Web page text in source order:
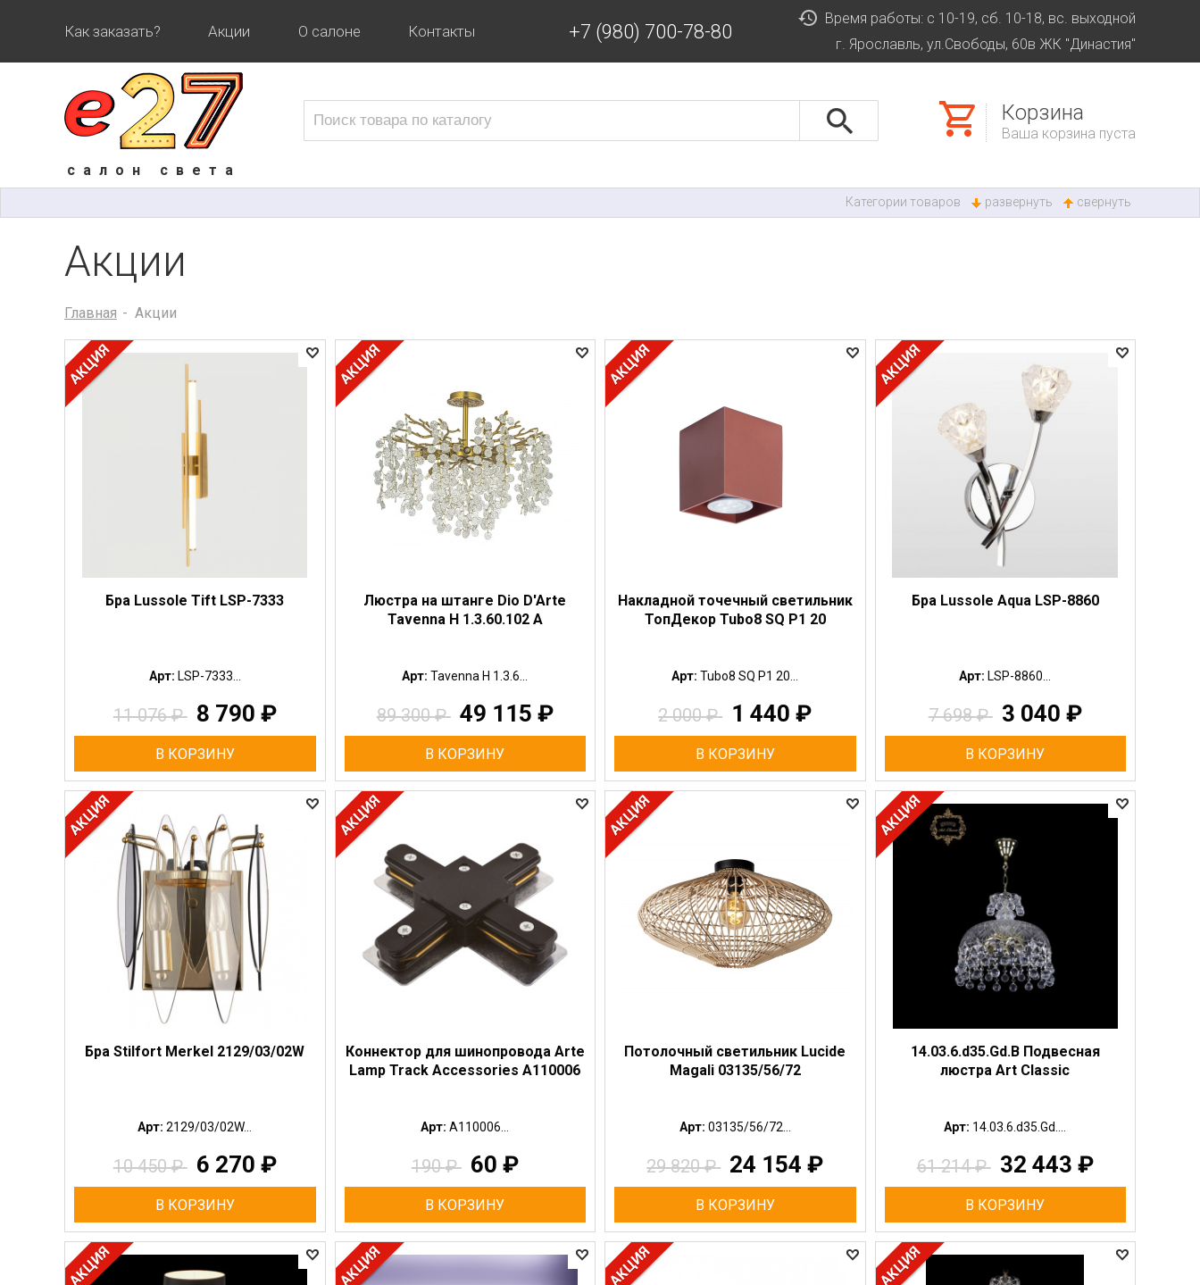
Как заказать? Акции О салоне Контакты +7 (980) 700-78-80
Время работы: с 10-19, сб. 10-18, вс. выходной
г. Ярославль, ул.Свободы, 60в ЖК "Династия"
салон света
Корзина
Ваша корзина пуста
Категории товаров развернуть свернуть
Акции
Главная Акции
Бра Lussole Tift LSP-7333
Арт: LSP-7333...
11 076₽ 8 790 ₽
В КОРЗИНУ
Люстра на штанге Dio D'Arte
Tavenna H 1.3.60.102 A
Арт:Tavenna H 1.3.6...
89 300₽ 49 115 ₽
В КОРЗИНУ
Накладной точечный светильник
ТопДекор Tubo8 SQ P1 20
Арт:Tubo8 SQ P1 20...
2 000₽ 1 440₽
В КОРЗИНУ
Бра Lussole Aqua LSP-8860
Арт: LSP-8860...
7 698₽ 3 040 ₽
В КОРЗИНУ
Бра Stilfort Merkel 2129/03/02W
Арт:2129/03/02W...
10 450₽ 6 270 ₽
В КОРЗИНУ
Коннектор для шинопровода Arte
Lamp Track Accessories A110006
Арт:A110006...
190₽ 60 ₽
В КОРЗИНУ
Потолочный светильник Lucide
Magali 03135/56/72
Арт: 03135/56/72...
29 820₽ 24 154₽
В КОРЗИНУ
14.03.6.d35.Gd.B Подвесная
люстра Art Classic
Арт: 14.03.6.d35.Gd....
61 214₽ 32 443 ₽
В КОРЗИНУ